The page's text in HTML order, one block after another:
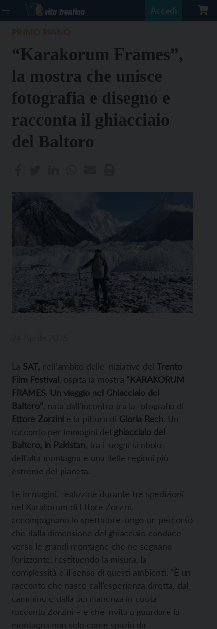
Accedi
“Karakorum Frames”,
la mostra che unisce
fotografia e disegno e
racconta il ghiacciaio
del Baltoro
La SAT, nell’ambito delle iniziative del Trento
Film Festival , ospita la mostra “KARAKORUM
FRAMES. Un viaggio nel Ghiacciaio del
Baltoro” , nata dall’incontro tra la fotografia di
Ettore Zorzini e la pittura di Gloria Rech. Un
racconto per immagini del ghiacciaio del
Baltoro, in Pakistan , tra i luoghi simbolo
dell’alta montagna e una delle regioni più
estreme del pianeta.
Le immagini, realizzate durante tre spedizioni
nel Karakorum di Ettore Zorzini,
accompagnano lo spettatore lungo un percorso
che dalla dimensione del ghiacciaio conduce
verso le grandi montagne che ne segnano
l’orizzonte, restituendo la misura, la
complessità e il senso di questi ambienti. “È un
racconto che nasce dall’esperienza diretta, dal
cammino e dalla permanenza in quota –
racconta Zorzini – e che invita a guardare la
montagna non solo come spazio da